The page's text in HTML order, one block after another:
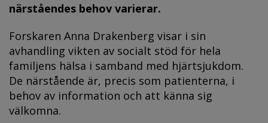
närståendes behov varierar.
Forskaren Anna Drakenberg visar i sin
avhandling vikten av socialt stöd för hela
familjens hälsa i samband med hjärtsjukdom.
De närstående är, precis som patienterna, i
behov av information och att känna sig
välkomna.